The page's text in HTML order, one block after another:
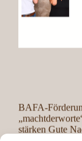
BAFA-
stärken Gute